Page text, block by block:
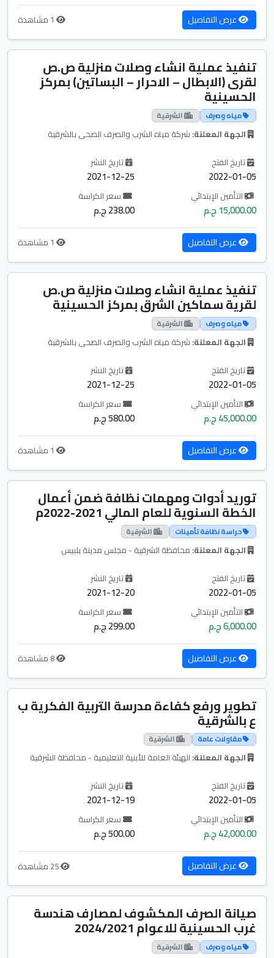
عرض التفاصيل
تنفيذ عملية انشاء وصلات منزلية ص.ص
لقرى (الابطال – الاحرار – البساتين) بمركز
الحسينية
مياه وصرف الشرقية
الجهة المعلنة: شركة مياه الشرب والصرف الصحى بالشرقية
تاريخ الفتح
2022-01-05
تاريخ النشر
2021-12-25
التأمين الإبتدائي
15,000.00 ج.م
سعر الكراسة
238.00 ج.م
عرض التفاصيل
تنفيذ عملية انشاء وصلات منزلية ص.ص
لقرية سماكين الشرق بمركز الحسينية
مياه وصرف الشرقية
الجهة المعلنة: شركة مياه الشرب والصرف الصحى بالشرقية
تاريخ الفتح
2022-01-05
تاريخ النشر
2021-12-25
التأمين الإبتدائي
45,000.00 ج.م
سعر الكراسة
580.00 ج.م
عرض التفاصيل
توريد أدوات ومهمات نظافة ضمن أعمال
الخطة السنوية للعام المالي 2021-2022م
حراسة نظافة تأمينات الشرقية
الجهة المعلنة: محافظة الشرقية - مجلس مدينة بلبيس
تاريخ الفتح
2022-01-05
تاريخ النشر
2021-12-20
التأمين الإبتدائي
6,000.00 ج.م
سعر الكراسة
299.00 ج.م
عرض التفاصيل
تطوير ورفع كفاءة مدرسة التربية الفكرية ب
ع بالشرقية
مقاولات عامة الشرقية
الجهة المعلنة: الهيئة العامة للأبنية التعليمية - محافظة الشرقية
تاريخ الفتح
2022-01-05
تاريخ النشر
2021-12-19
التأمين الإبتدائي
42,000.00 ج.م
سعر الكراسة
500.00 ج.م
عرض التفاصيل
صيانة الصرف المكشوف لمصارف هندسة
غرب الحسينية للاعوام 2024/2021
مياه وصرف الشرقية